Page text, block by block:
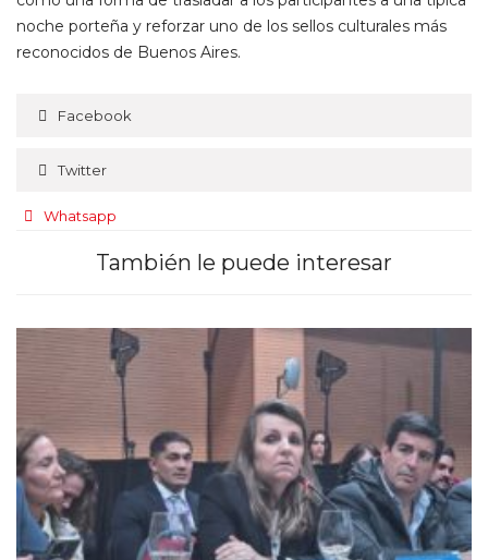
noche porteña y reforzar uno de los sellos culturales más
reconocidos de Buenos Aires.
Facebook
Twitter
Whatsapp
También le puede interesar